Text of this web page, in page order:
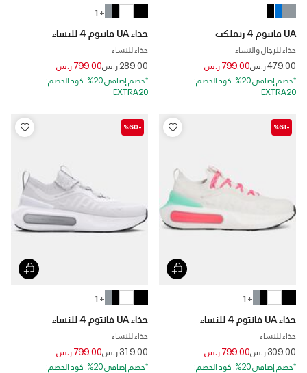
UA فانتوم 4 ريفلكت
حذاء للرجال والنساء
479.00 ر.س Price reduced from
799.00 ر.س to
*خصم إضافي 20%. كود الخصم:
EXTRA20
+ 1
حذاء UA فانتوم 4 للنساء
حذاء للنساء
289.00 ر.س Price reduced from
799.00 ر.س to
*خصم إضافي 20%. كود الخصم:
EXTRA20
-%61
+ 1
حذاء UA فانتوم 4 للنساء
حذاء للنساء
309.00 ر.س Price reduced from
799.00 ر.س to
*خصم إضافي 20%. كود الخصم:
-%60
+ 1
حذاء UA فانتوم 4 للنساء
حذاء للنساء
319.00 ر.س Price reduced from
799.00 ر.س to
*خصم إضافي 20%. كود الخصم: